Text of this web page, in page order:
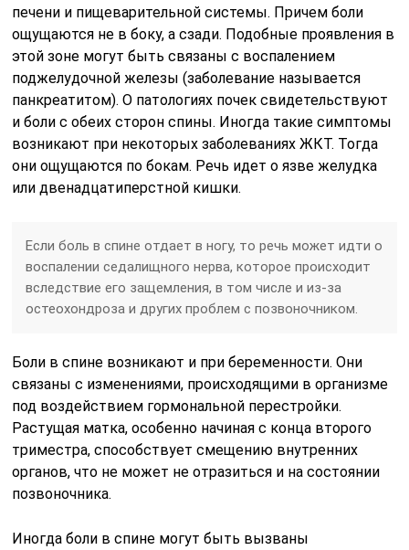
печени и пищеварительной системы. Причем боли
ощущаются не в боку, а сзади. Подобные проявления в
этой зоне могут быть связаны с воспалением
поджелудочной железы (заболевание называется
панкреатитом). О патологиях почек свидетельствуют
и боли с обеих сторон спины. Иногда такие симптомы
возникают при некоторых заболеваниях ЖКТ. Тогда
они ощущаются по бокам. Речь идет о язве желудка
или двенадцатиперстной кишки.
Если боль в спине отдает в ногу, то речь может идти о
воспалении седалищного нерва, которое происходит
вследствие его защемления, в том числе и из-за
остеохондроза и других проблем с позвоночником.
Боли в спине возникают и при беременности. Они
связаны с изменениями, происходящими в организме
под воздействием гормональной перестройки.
Растущая матка, особенно начиная с конца второго
триместра, способствует смещению внутренних
органов, что не может не отразиться и на состоянии
позвоночника.
Иногда боли в спине могут быть вызваны